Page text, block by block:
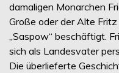
damaligen Monarchen
Große oder der Alte
„Saspow“ beschäftigt.
sich als Landesvater
Die überlieferte